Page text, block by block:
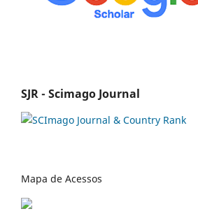
SJR - Scimago Journal
Mapa de Acessos